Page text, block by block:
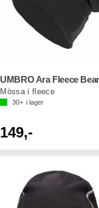
Mössa i fleece
30+ i lager
149,-